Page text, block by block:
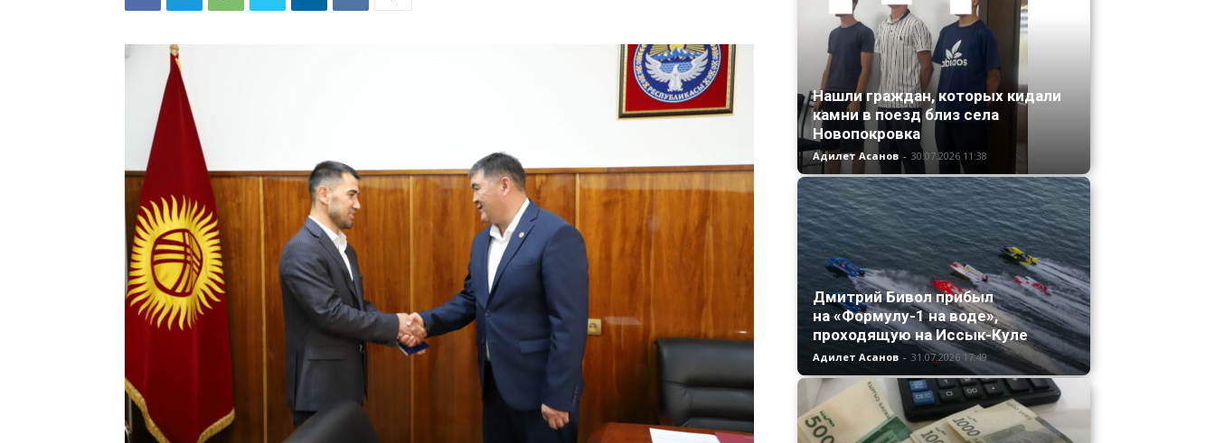
Нашли граждан, которых кидали
камни в поезд близ села
Новопокровка
Адилет Асанов - 30.07.2026 11:38
Дмитрий Бивол прибыл
на «Формулу-1 на воде»,
проходящую на Иссык-Куле
Адилет Асанов - 31.07.2026 17:49